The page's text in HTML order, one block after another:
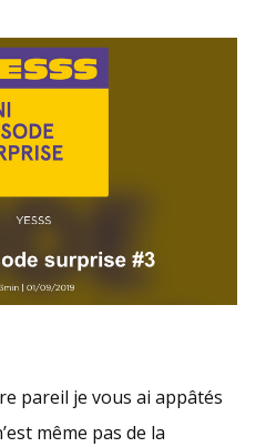
pareil je vous ai appâtés
même pas de la